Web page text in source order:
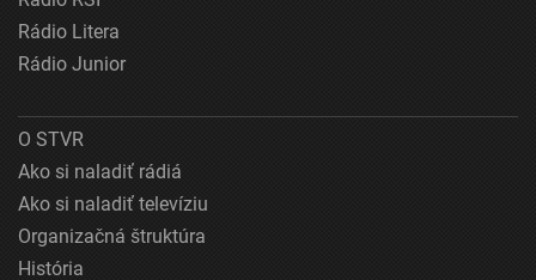
Rádio Litera
Rádio Junior
O STVR
Ako si naladiť rádiá
Ako si naladiť televíziu
Organizačná štruktúra
História